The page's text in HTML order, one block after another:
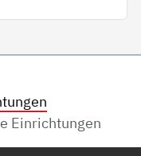
Einrichtungen